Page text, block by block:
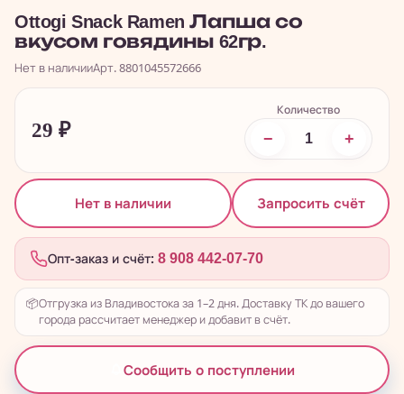
Ottogi Snack Ramen Лапша со
вкусом говядины 62гр.
Нет в наличииАрт. 8801045572666
29 ₽
Количество
− +
Нет в наличии Запросить счёт
Опт-заказ и счёт: 8 908 442-07-70
📦Отгрузка из Владивостока за 1–2 дня. Доставку ТК до вашего
города рассчитает менеджер и добавит в счёт.
Сообщить о поступлении